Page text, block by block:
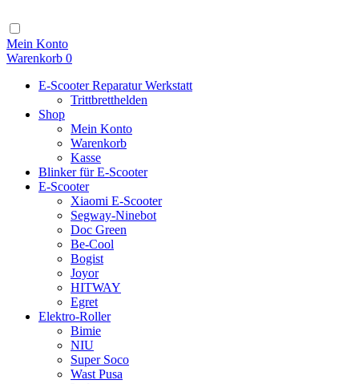
Inhalt
Mein Konto
Warenkorb 0
E-Scooter Reparatur Werkstatt
Trittbretthelden
Shop
Mein Konto
Warenkorb
Kasse
Blinker für E-Scooter
E-Scooter
Xiaomi E-Scooter
Segway-Ninebot
Doc Green
Be-Cool
Bogist
Joyor
HITWAY
Egret
Elektro-Roller
Bimie
NIU
Super Soco
Wast Pusa